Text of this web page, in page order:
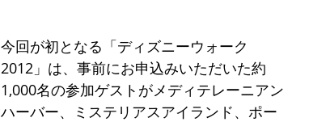
今回が初となる「ディズニーウォーク
2012」は、事前にお申込みいただいた約
1,000名の参加ゲストがメディテレーニアン
ハーバー、ミステリアスアイランド、ポー